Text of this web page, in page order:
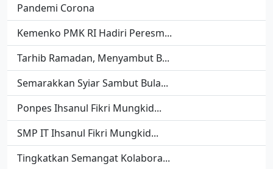
Pandemi Corona
Kemenko PMK RI Hadiri Peresm...
Tarhib Ramadan, Menyambut B...
Semarakkan Syiar Sambut Bula...
Ponpes Ihsanul Fikri Mungkid...
SMP IT Ihsanul Fikri Mungkid...
Tingkatkan Semangat Kolabora...